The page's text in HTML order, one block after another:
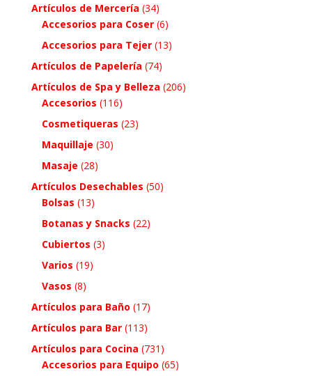
Artículos de Mercería (34)
Accesorios para Coser (6)
Accesorios para Tejer (13)
Artículos de Papelería (74)
Artículos de Spa y Belleza (206)
Accesorios (116)
Cosmetiqueras (23)
Maquillaje (30)
Masaje (28)
Artículos Desechables (50)
Bolsas (13)
Botanas y Snacks (22)
Cubiertos (3)
Varios (19)
Vasos (8)
Artículos para Baño (17)
Artículos para Bar (113)
Artículos para Cocina (731)
Accesorios para Equipo (65)